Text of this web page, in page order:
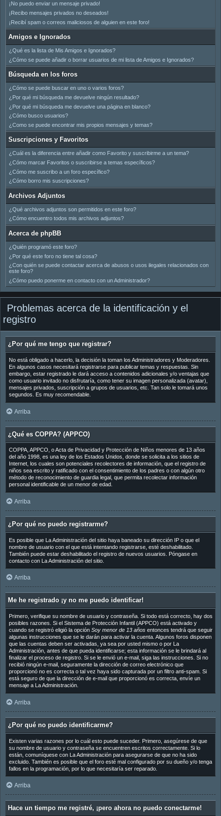
¡No puedo enviar un mensaje privado!
¡Recibo mensajes privados no deseados!
¡Recibí spam o correos maliciosos de alguien en este foro!
Amigos e Ignorados
¿Qué es la lista de Mis Amigos e Ignorados?
¿Cómo se puede añadir o borrar usuarios de mi lista de Amigos e Ignorados?
Búsqueda en los foros
¿Cómo se puede buscar en uno o varios foros?
¿Por qué mi búsqueda me devuelve ningún resultado?
¿Por qué mi búsqueda me devuelve una página en blanco?
¿Cómo busco usuarios?
¿Como se puede encontrar mis propios mensajes y temas?
Suscripciones y Favoritos
¿Cuál es la diferencia entre añadir como Favorito y suscribirme a un tema?
¿Cómo marcar Favoritos o suscribirse a temas específicos?
¿Cómo me suscribo a un foro específico?
¿Cómo borro mis suscripciones?
Archivos Adjuntos
¿Qué archivos adjuntos son permitidos en este foro?
¿Cómo encuentro todos mis archivos adjuntos?
Acerca de phpBB
¿Quién programó este foro?
¿Por qué este foro no tiene tal cosa?
¿Con quién se puede contactar acerca de abusos o usos ilegales relacionados con
este foro?
¿Cómo puedo ponerme en contacto con un Administrador?
Problemas acerca de la identificación y el
registro
¿Por qué me tengo que registrar?
No está obligado a hacerlo, la decisión la toman los Administradores y Moderadores.
En algunos casos necesitará registrarse para publicar temas y respuestas. Sin
embargo, estar registrado le dará acceso a contenidos adicionales y/o ventajas que
como usuario invitado no disfrutaría, como tener su imagen personalizada (avatar),
mensajes privados, suscripción a grupos de usuarios, etc. Tan solo le tomará unos
segundos. Es muy recomendable.
Arriba
¿Qué es COPPA? (APPCO)
COPPA, APPCO, o Acta de Privacidad y Protección de Niños menores de 13 años
del año 1998, es una ley de los Estados Unidos, donde se solicita a los sitios de
Internet, los cuales son potenciales recolectores de información, que el registro de
niños sea escrito y ratificado con el consentimiento de los padres o con algún otro
método de reconocimiento de guardia legal, que permita recolectar información
personal identificable de un menor de edad.
Arriba
¿Por qué no puedo registrarme?
Es posible que La Administración del sitio haya baneado su dirección IP o que el
nombre de usuario con el que está intentando registrarse, esté deshabilitado.
También puede estar deshabilitado el registro de nuevos usuarios. Póngase en
contacto con La Administración del sitio.
Arriba
Me he registrado ¡y no me puedo identificar!
Primero, verifique su nombre de usuario y contraseña. Si todo está correcto, hay dos
posibles razones. Si el Sistema de Protección Infantil (APPCO) está activado y
cuando se registró eligió la opción Soy menor de 13 añosentonces tendrá que seguir
algunas instrucciones que se le darán para activar la cuenta. Algunos foros disponen
que las cuentas deben ser activadas, ya sea por usted mismo o por La
Administración, antes de que pueda identificarse; esta información se le brindará al
finalizar el proceso de registro. Si se le envió un e-mail, siga las instrucciones. Si no
recibió ningún e-mail, seguramente la dirección de correo electrónico que
proporcionó no es correcta o tal vez haya sido capturada por un filtro anti-spam. Si
está seguro de que la dirección de e-mail que proporcionó es correcta, envíe un
mensaje a La Administración.
Arriba
¿Por qué no puedo identificarme?
Existen varias razones por lo cuál esto puede suceder. Primero, asegúrese de que
su nombre de usuario y contraseña se encuentren escritos correctamente. Si lo
están, comuníquese con La Administración para asegurarse de que no ha sido
excluido. También es posible que el foro esté mal configurado por su dueño y/o tenga
fallos en la programación, por lo que necesitaría ser reparado.
Arriba
Hace un tiempo me registré, ¡pero ahora no puedo conectarme!